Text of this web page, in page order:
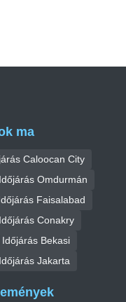
ma
Caloocan City
Omdurmán
Faisalabad
Conakry
Bekasi
Jakarta